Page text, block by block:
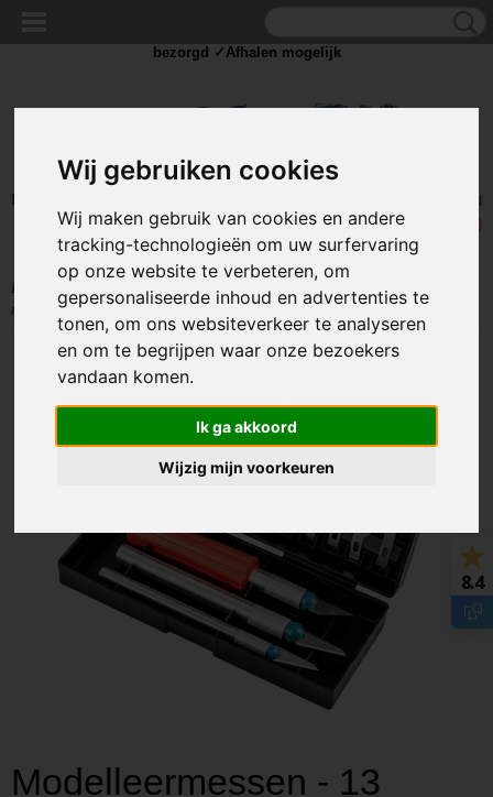
Wij gebruiken cookies
Wij maken gebruik van cookies en andere
tracking-technologieën om uw surfervaring
op onze website te verbeteren, om
gepersonaliseerde inhoud en advertenties te
tonen, om ons websiteverkeer te analyseren
en om te begrijpen waar onze bezoekers
vandaan komen.
Ik ga akkoord
Wijzig mijn voorkeuren
Inloggen
UW WINKELWAGEN
Geen producten
(0)
Home GEREEDSCHAP precisie gereedschap>
Modelleermessen - 13
messen - Scalpel set
Modelleermessen - 13
bezorgd ✓Afhalen mogelijk
8.4